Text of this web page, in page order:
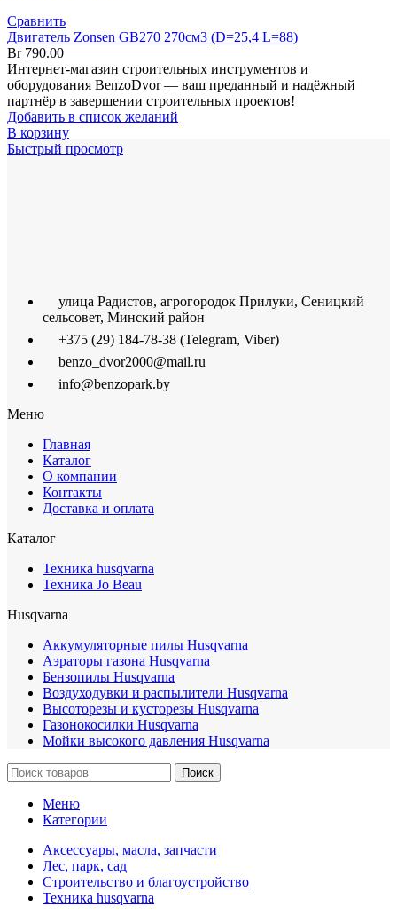
Сравнить
Двигатель Zonsen GB270 270см3 (D=25,4 L=88)
Br790.00
Интернет-магазин строительных инструментов и
оборудования BenzoDvor — ваш преданный и надёжный
партнёр в завершении строительных проектов!
Добавить в список желаний
В корзину
Быстрый просмотр
улица Радистов, агрогородок Прилуки, Сеницкий
сельсовет, Минский район
+375 (29) 184-78-38 (Telegram, Viber)
benzo_dvor2000@mail.ru
info@benzopark.by
Меню
Главная
Каталог
О компании
Контакты
Доставка и оплата
Каталог
Техника husqvarna
Техника Jo Beau
Husqvarna
Аккумуляторные пилы Husqvarna
Аэраторы газона Husqvarna
Бензопилы Husqvarna
Воздуходувки и распылители Husqvarna
Высоторезы и кусторезы Husqvarna
Газонокосилки Husqvarna
Мойки высокого давления Husqvarna
Поиск
Меню
Категории
Аксессуары, масла, запчасти
Лес, парк, сад
Строительство и благоустройство
Техника husqvarna